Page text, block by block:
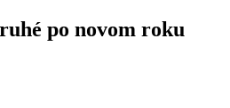
po novom roku